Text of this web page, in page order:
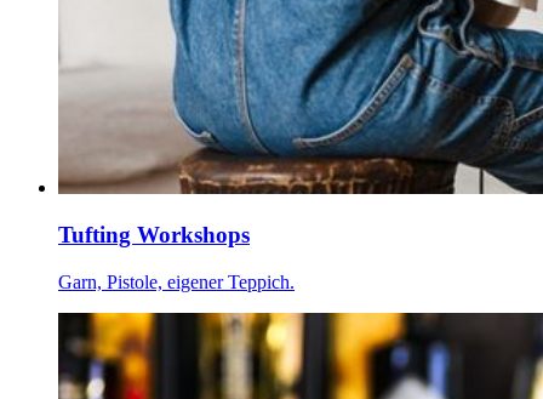
Tufting Workshops
Garn, Pistole, eigener Teppich.